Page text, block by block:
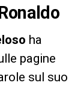
ha
pagine
sul suo